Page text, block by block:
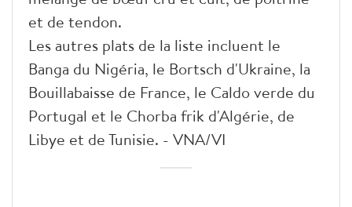
et de tendon.
Les autres plats de la liste incluent le
Banga du Nigéria, le Bortsch d'Ukraine, la
Bouillabaisse de France, le Caldo verde du
Portugal et le Chorba frik d'Algérie, de
Libye et de Tunisie. - VNA/VI